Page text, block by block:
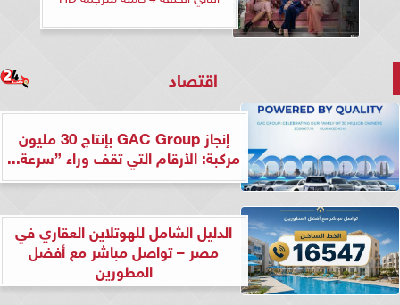
اقتصاد
إنجاز GAC Group بإنتاج 30 مليون
مركبة: الأرقام التي تقف وراء ”سرعة...
الدليل الشامل للهوتلاين العقاري في
مصر – تواصل مباشر مع أفضل
المطورين